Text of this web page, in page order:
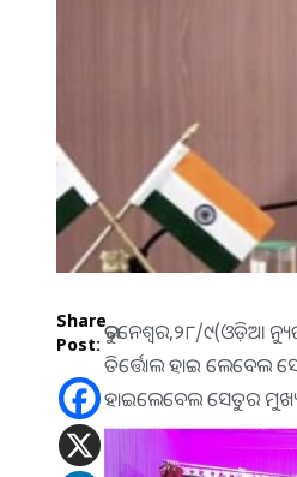
Share
Post:
ଭୁବନେଶ୍ୱର,୨୮/୯(ଓଡ଼ିଆ
ତିର୍ତ୍ତୋଲ ହାଇ ଲେବେଲ
ହାଇଲେବେଲ ସେତୁର